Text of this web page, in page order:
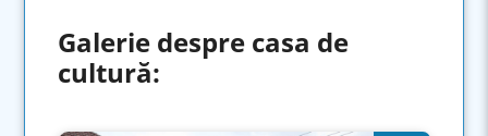
Galerie despre casa de
cultură: